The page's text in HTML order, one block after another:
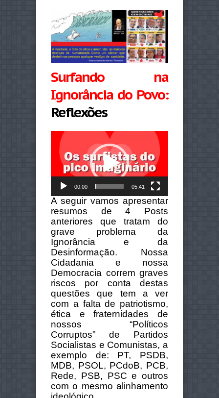
Surfando na
Ignorância do Povo:
Reflexões
Tocador
vídeo
00:00 05:41
A seguir vamos apresentar
resumos de 4 Posts
anteriores que tratam do
grave problema da
Ignorância e da
Desinformação. Nossa
Cidadania e nossa
Democracia correm graves
riscos por conta destas
questões que tem a ver
com a falta de patriotismo,
ética e fraternidades de
nossos “Políticos
Corruptos” de Partidos
Socialistas e Comunistas, a
exemplo de: PT, PSDB,
MDB, PSOL, PCdoB, PCB,
Rede, PSB, PSC e outros
com o mesmo alinhamento